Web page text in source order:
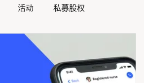
活动 私募股权